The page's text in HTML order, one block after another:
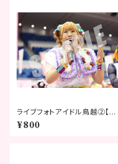
ライブフォトアイドル鳥越②【ベ
ビタピフェスティバル2026】
¥800